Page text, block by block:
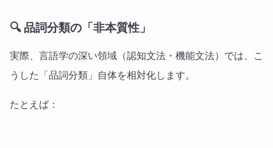
🔍 品詞分類の「非本質性」
実際、言語学の深い領域（認知文法・機能文法）では、こ
うした「品詞分類」自体を相対化します。
たとえば：